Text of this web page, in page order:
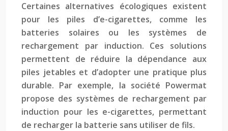
Certaines alternatives écologiques existent
pour les piles d’e-cigarettes, comme les
batteries solaires ou les systèmes de
rechargement par induction. Ces solutions
permettent de réduire la dépendance aux
piles jetables et d’adopter une pratique plus
durable. Par exemple, la société Powermat
propose des systèmes de rechargement par
induction pour les e-cigarettes, permettant
de recharger la batterie sans utiliser de fils.